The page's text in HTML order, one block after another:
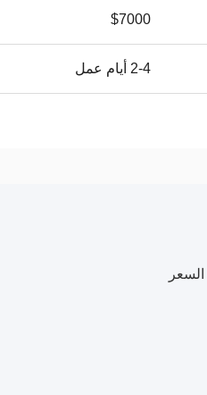
$7000
2-4 أيام عمل